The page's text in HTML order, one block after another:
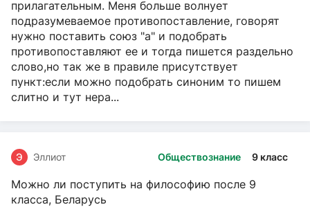
прилагательным. Меня больше волнует
подразумеваемое противопоставление, говорят
нужно поставить союз "а" и подобрать
противопоставляют ее и тогда пишется раздельно
слово,но так же в правиле присутствует
пункт:если можно подобрать синоним то пишем
слитно и тут нера...
Обществознание 9 класс
Э Эллиот
Можно ли поступить на философию после 9
класса, Беларусь